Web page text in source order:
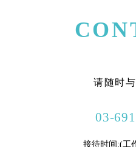
请随时
03-
接待时间:(工